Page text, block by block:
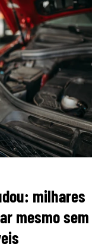
milhares
mesmo sem